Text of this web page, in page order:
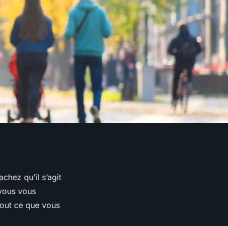
qu’il s’agit
vous
ce que vous